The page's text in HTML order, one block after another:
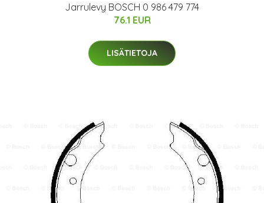
Jarrulevy BOSCH 0 986 479 774
76.1 EUR
LISÄTIETOJA